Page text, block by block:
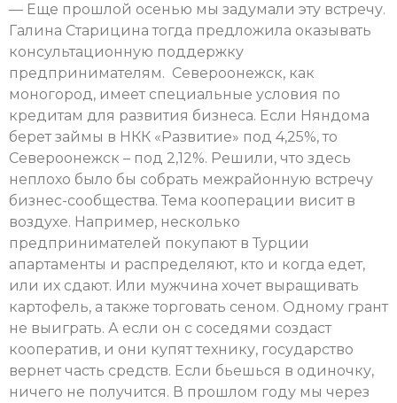
— Еще прошлой осенью мы задумали эту встречу.
Галина Старицина тогда предложила оказывать
консультационную поддержку
предпринимателям. Североонежск, как
моногород, имеет специальные условия по
кредитам для развития бизнеса. Если Няндома
берет займы в НКК «Развитие» под 4,25%, то
Североонежск – под 2,12%. Решили, что здесь
неплохо было бы собрать межрайонную встречу
бизнес-сообщества. Тема кооперации висит в
воздухе. Например, несколько
предпринимателей покупают в Турции
апартаменты и распределяют, кто и когда едет,
или их сдают. Или мужчина хочет выращивать
картофель, а также торговать сеном. Одному грант
не выиграть. А если он с соседями создаст
кооператив, и они купят технику, государство
вернет часть средств. Если бьешься в одиночку,
ничего не получится. В прошлом году мы через